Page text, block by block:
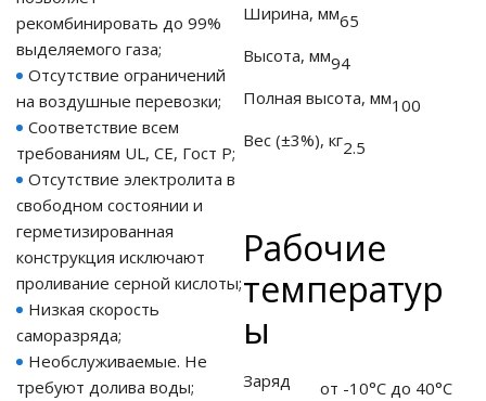
и среднего офиса
и продвинутых
защита)
и
рекомбинировать до 99%
выделяемого газа;
Отсутствие ограничений
на воздушные перевозки;
Соответствие всем
требованиям UL, CE, Гост Р;
Отсутствие электролита в
свободном состоянии и
герметизированная
конструкция исключают
проливание серной кислоты;
Низкая скорость
саморазряда;
Необслуживаемые. Не
требуют долива воды;
Ширина, мм65
Высота, мм94
Полная высота, мм100
Вес (±3%), кг2.5
Рабочие
температур
ы
Заряд
от -10°C до 40°С